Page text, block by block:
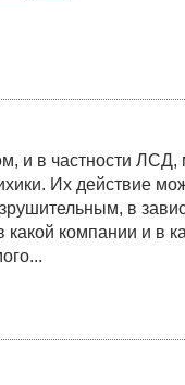
и в частности ЛСД,
Их действие
в
какой компании и в